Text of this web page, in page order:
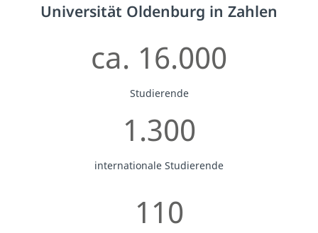
Universität Oldenburg in Zahlen
ca. 16.000
Studierende
1.300
internationale Studierende
110